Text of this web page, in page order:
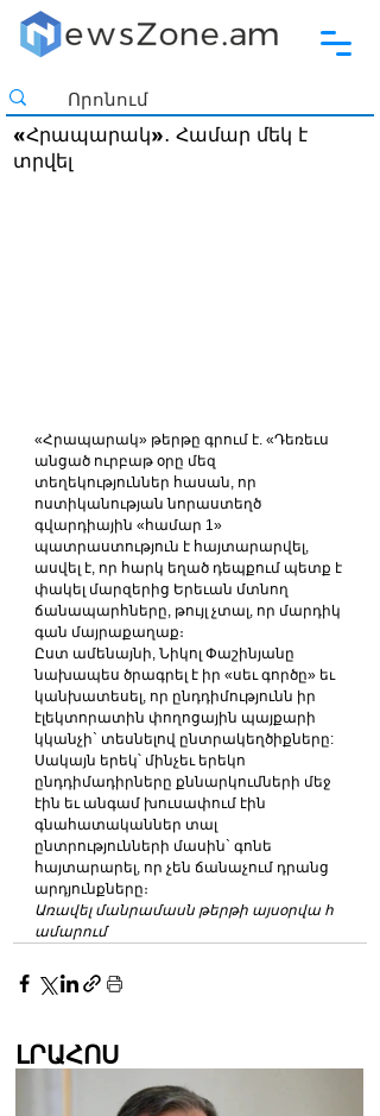
«Հրապարակ»․ Համար մեկ է
տրվել
«Հրապարակ» թերթը գրում է. «Դեռեւս
անցած ուրբաթ օրը մեզ
տեղեկություններ հասան, որ
ոստիկանության նորաստեղծ
գվարդիային «համար 1»
պատրաստություն է հայտարարվել,
ասվել է, որ հարկ եղած դեպքում պետք է
փակել մարզերից Երեւան մտնող
ճանապարհները, թույլ չտալ, որ մարդիկ
գան մայրաքաղաք։
Ըստ ամենայնի, Նիկոլ Փաշինյանը
նախապես ծրագրել է իր «սեւ գործը» եւ
կանխատեսել, որ ընդդիմությունն իր
էլեկտորատին փողոցային պայքարի
կկանչի` տեսնելով ընտրակեղծիքները:
Սակայն երեկ՝ մինչեւ երեկո
ընդդիմադիրները քննարկումների մեջ
էին եւ անգամ խուսափում էին
գնահատականներ տալ
ընտրությունների մասին` գոնե
հայտարարել, որ չեն ճանաչում դրանց
արդյունքները։
Առավել մանրամասն թերթի այսօրվա հ
ամարում
ԼՐԱՀՈՍ